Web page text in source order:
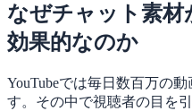
なぜチャット素材
効果的なのか
YouTubeでは毎日数百万の
す。その中で視聴者の目を引